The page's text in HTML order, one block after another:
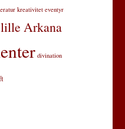
kreativitet eventyr
Arkana
divination